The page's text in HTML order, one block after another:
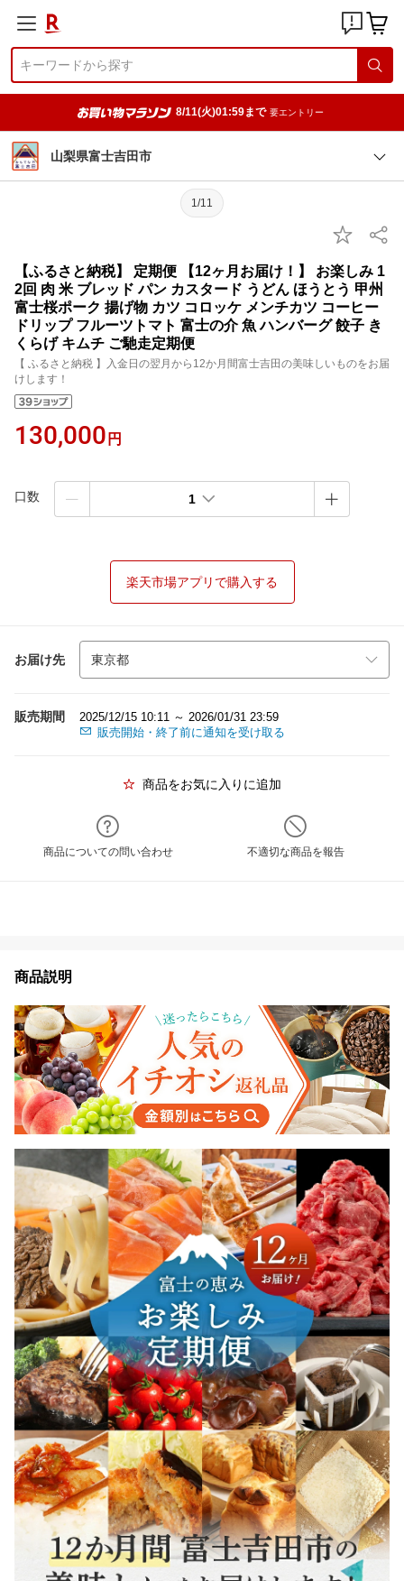
8/11(火)01:59まで 要エントリー
山梨県富士吉田市
1/11
【ふるさと納税】 定期便 【12ヶ月お届け！】 お楽しみ 1
2回 肉 米 ブレッド パン カスタード うどん ほうとう 甲州
富士桜ポーク 揚げ物 カツ コロッケ メンチカツ コーヒー
ドリップ フルーツトマト 富士の介 魚 ハンバーグ 餃子 き
くらげ キムチ ご馳走定期便
【 ふるさと納税 】入金日の翌月から12か月間富士吉田の美味しいものをお届
けします！
130,000 円
口数 1
楽天市場アプリで購入する
お届け先
販売期間
2025/12/15 10:11 ～ 2026/01/31 23:59
販売開始・終了前に通知を受け取る
商品をお気に入りに追加
商品についての問い合わせ 不適切な商品を報告
商品説明